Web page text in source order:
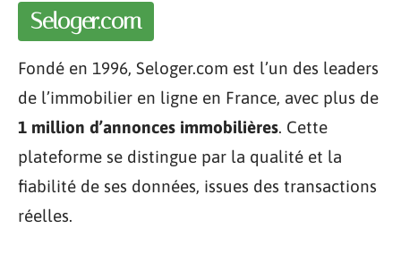
Seloger.com
Fondé en 1996, Seloger.com est l’un des leaders
de l’immobilier en ligne en France, avec plus de
1 million d’annonces immobilières. Cette
plateforme se distingue par la qualité et la
fiabilité de ses données, issues des transactions
réelles.